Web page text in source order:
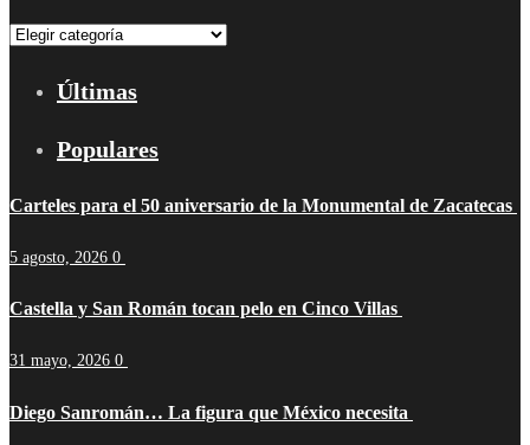
Categorías
Últimas
Populares
Carteles para el 50 aniversario de la Monumental de Zacatecas
5 agosto, 2026 0
Castella y San Román tocan pelo en Cinco Villas
31 mayo, 2026 0
Diego Sanromán… La figura que México necesita